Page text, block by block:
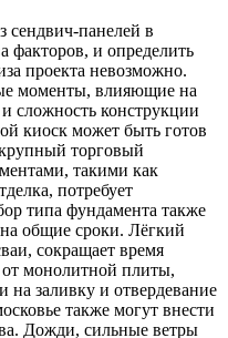
сендвич-панелей в
факторов, и определить
проекта невозможно.
моменты, влияющие на
сложность конструкции
киоск может быть готов
торговый
такими как
потребует
типа фундамента также
общие сроки. Лёгкий
сокращает время
от монолитной плиты,
на заливку и отвердевание
также могут внести
Дожди, сильные ветры